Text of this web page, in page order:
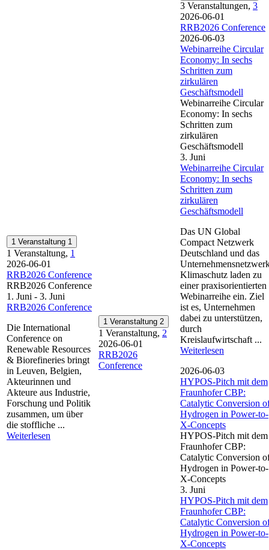
1 Veranstaltung 1
1 Veranstaltung, 1
2026-06-01
RRB2026 Conference
RRB2026 Conference
1. Juni - 3. Juni
RRB2026 Conference
Die International
Conference on
Renewable Resources
& Biorefineries bringt
in Leuven, Belgien,
Akteurinnen und
Akteure aus Industrie,
Forschung und Politik
zusammen, um über
die stoffliche ...
Weiterlesen
1 Veranstaltung 2
1 Veranstaltung, 2
2026-06-01
RRB2026
Conference
3 Veranstaltungen, 3
2026-06-01
RRB2026 Conference
2026-06-03
Webinarreihe Circular
Economy: In sechs
Schritten zum
zirkulären
Geschäftsmodell
Webinarreihe Circular
Economy: In sechs
Schritten zum
zirkulären
Geschäftsmodell
3. Juni
Webinarreihe Circular
Economy: In sechs
Schritten zum
zirkulären
Geschäftsmodell
Das UN Global
Compact Netzwerk
Deutschland und das
Klimaschutz laden zu
einer praxisorientierten
Webinarreihe ein. Ziel
ist es, Unternehmen
dabei zu unterstützen,
durch
Kreislaufwirtschaft ...
Weiterlesen
2026-06-03
HYPOS-Pitch mit dem
Fraunhofer CBP:
Catalytic Conversion
Hydrogen in Power-to-
X-Concepts
HYPOS-Pitch mit dem
Fraunhofer CBP:
Catalytic Conversion
Hydrogen in Power-to-
X-Concepts
3. Juni
HYPOS-Pitch mit dem
Fraunhofer CBP:
Catalytic Conversion
Hydrogen in Power-to-
X-Concepts